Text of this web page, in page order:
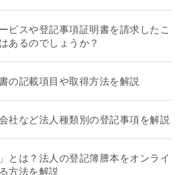
ビスや登記事項証明書を請求したこ
あるのでしょうか？
の記載項目や取得方法を解説
社など法人種類別の登記事項を解説
とは？法人の登記簿謄本をオンライ
方法を解説